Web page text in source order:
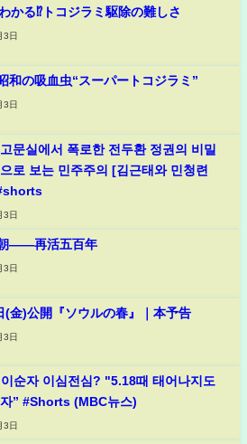
かる⁉︎トコジラミ駆除の難しさ
3日
和の吸血虫“スーパートコジラミ”
3日
문실에서 폭로한 전두환 정권의 비밀
으로 보는 민주주의 [김근태와 민청련
3日
——再活五百年
3日
(金)公開『ソウルの春』｜本予告
3日
이순자 이심전심? "5.18때 태어나지도
” #Shorts (MBC뉴스)
3日